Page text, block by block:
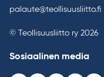
palaute@teollisuusliitto.fi
© Teollisuusliitto ry 2026
Sosiaalinen media